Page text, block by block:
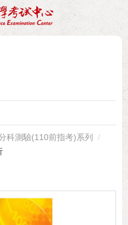
科測驗(110前指考)系列